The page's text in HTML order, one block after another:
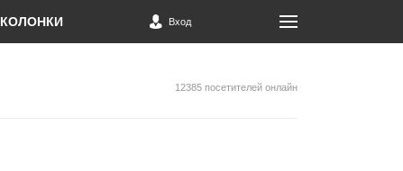
КОЛОНКИ Вход
12385 посетителей онлайн